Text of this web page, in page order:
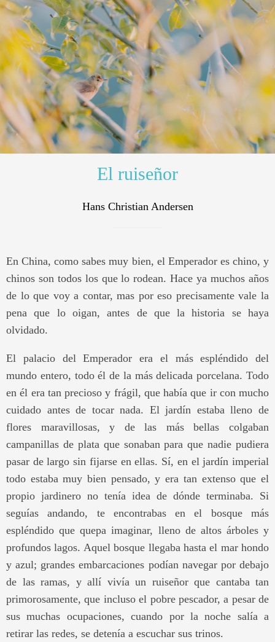
El ruiseñor
Hans Christian Andersen
En China, como sabes muy bien, el Emperador es chino, y
chinos son todos los que lo rodean. Hace ya muchos años
de lo que voy a contar, mas por eso precisamente vale la
pena que lo oigan, antes de que la historia se haya
olvidado.
El palacio del Emperador era el más espléndido del
mundo entero, todo él de la más delicada porcelana. Todo
en él era tan precioso y frágil, que había que ir con mucho
cuidado antes de tocar nada. El jardín estaba lleno de
flores maravillosas, y de las más bellas colgaban
campanillas de plata que sonaban para que nadie pudiera
pasar de largo sin fijarse en ellas. Sí, en el jardín imperial
todo estaba muy bien pensado, y era tan extenso que el
propio jardinero no tenía idea de dónde terminaba. Si
seguías andando, te encontrabas en el bosque más
espléndido que quepa imaginar, lleno de altos árboles y
profundos lagos. Aquel bosque llegaba hasta el mar hondo
y azul; grandes embarcaciones podían navegar por debajo
de las ramas, y allí vivía un ruiseñor que cantaba tan
primorosamente, que incluso el pobre pescador, a pesar de
sus muchas ocupaciones, cuando por la noche salía a
retirar las redes, se detenía a escuchar sus trinos.